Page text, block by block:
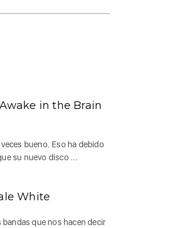
in the Brain
bueno. Eso ha debido
su nuevo disco ...
White
que nos hacen decir